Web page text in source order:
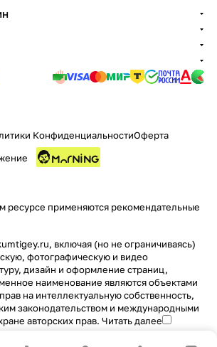
КонфиденциальностиОферта
ресурсе применяются рекомендательные
включая (но не ограничиваясь)
фотографическую и видео
дизайн и оформление страниц,
наименование являются объектами
на интеллектуальную собственность,
законодательством и международными
авторских прав. Читать далее